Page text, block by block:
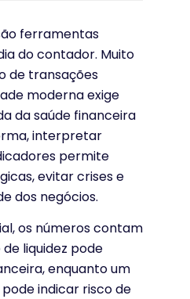
ferramentas
do contador. Muito
de transações
moderna exige
da saúde financeira
interpretar
permite
evitar crises e
dos negócios.
os números contam
liquidez pode
enquanto um
indicar risco de